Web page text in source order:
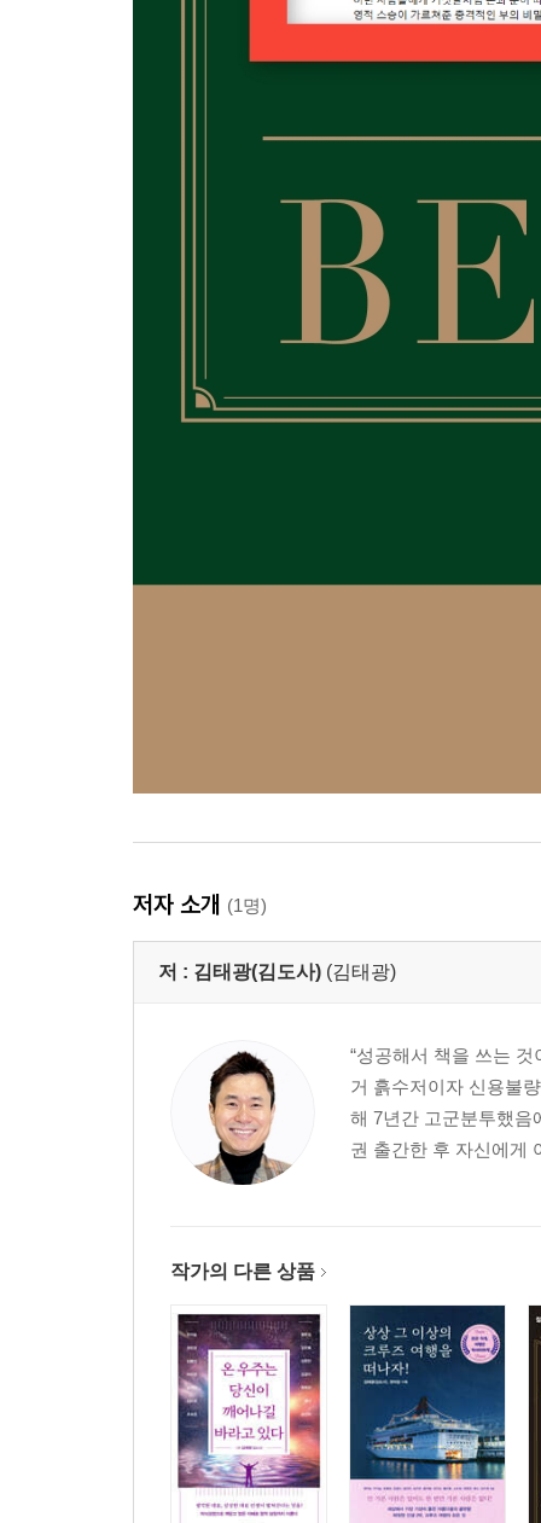
저자 소개 (1명)
저 : 김태광(김도사) (김태광)
“성공해서 책을 쓰는
거 흙수저이자 신용불
해 7년간 고군분투했음
권 출간한 후 자신에게
작가의 다른 상품